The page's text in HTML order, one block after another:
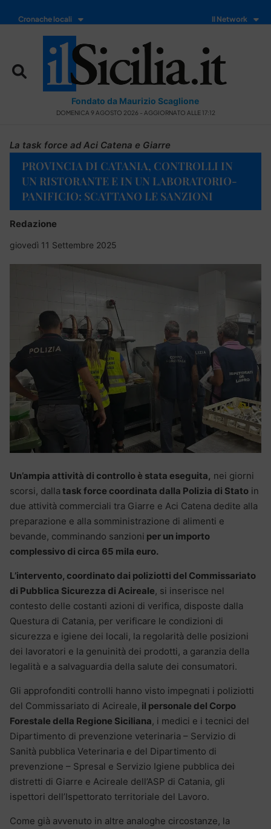
Cronache locali Il Network
Fondato da Maurizio Scaglione
DOMENICA 9 AGOSTO 2026 - AGGIORNATO ALLE 17:12
La task force ad Aci Catena e Giarre
PROVINCIA DI CATANIA, CONTROLLI IN
UN RISTORANTE E IN UN LABORATORIO-
PANIFICIO: SCATTANO LE SANZIONI
Redazione
giovedì 11 Settembre 2025
Un’ampia attività di controllo è stata eseguita, nei giorni
scorsi, dalla task force coordinata dalla Polizia di Stato in
due attività commerciali tra Giarre e Aci Catena dedite alla
preparazione e alla somministrazione di alimenti e
bevande, comminando sanzioni per un importo
complessivo di circa 65 mila euro.
L’intervento, coordinato dai poliziotti del Commissariato
di Pubblica Sicurezza di Acireale, si inserisce nel
contesto delle costanti azioni di verifica, disposte dalla
Questura di Catania, per verificare le condizioni di
sicurezza e igiene dei locali, la regolarità delle posizioni
dei lavoratori e la genuinità dei prodotti, a garanzia della
legalità e a salvaguardia della salute dei consumatori.
Gli approfonditi controlli hanno visto impegnati i poliziotti
del Commissariato di Acireale, il personale del Corpo
Forestale della Regione Siciliana, i medici e i tecnici del
Dipartimento di prevenzione veterinaria – Servizio di
Sanità pubblica Veterinaria e del Dipartimento di
prevenzione – Spresal e Servizio Igiene pubblica dei
distretti di Giarre e Acireale dell’ASP di Catania, gli
ispettori dell’Ispettorato territoriale del Lavoro.
Come già avvenuto in altre analoghe circostanze, la